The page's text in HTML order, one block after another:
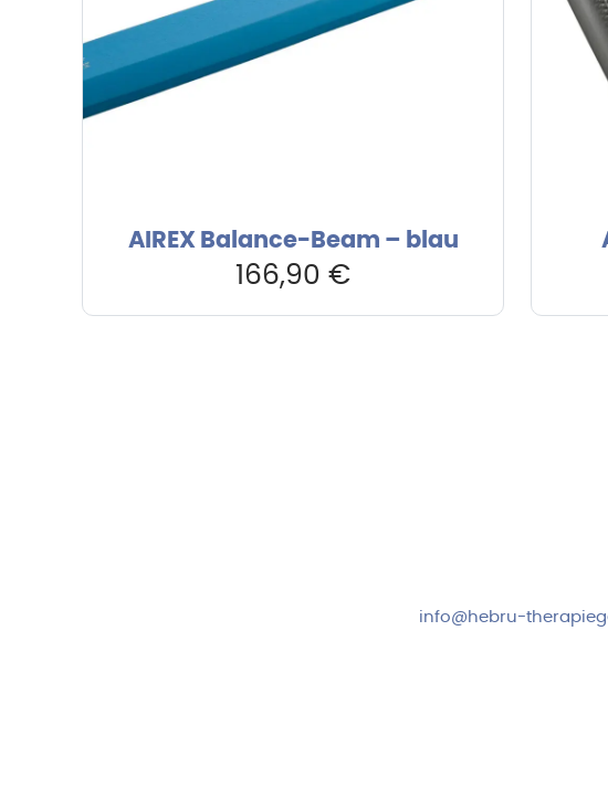
AIREX Balance-Beam – blau
166,90€
info@hebru-